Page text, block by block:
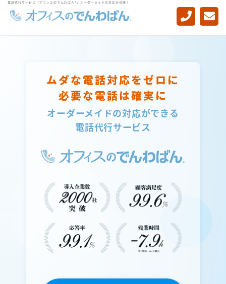
電話代行サービス「オフィスのでんわばん®」オーダーメイドの対応が可能！
-->
ムダな電話対応をゼロに
必要な電話は確実に
オーダーメイドの対応ができる
電話代行サービス